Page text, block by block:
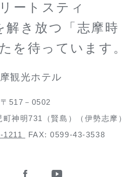
ートスティ
解き放つ「志摩時
を待っています。
観光ホテル
〒517－0502
神明731（賢島）（伊勢志摩）
1211 FAX: 0599-43-3538